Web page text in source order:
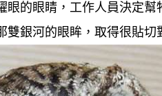
的眼睛，工作人員決定幫
銀河的眼眸，取得很貼切